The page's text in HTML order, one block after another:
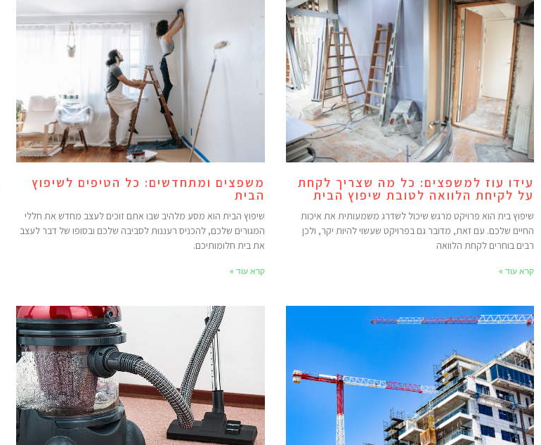
עידו עוז למשפצים: כל מה שצריך לקחת
על לקיחת הלוואה לטובת שיפוץ הבית
שיפוץ בית הוא פרויקט מרגש שיכול לשדרג משמעותית את איכות
החיים שלכם. עם זאת, מדובר גם בפרויקט שעשוי להיות יקר, ולכן
רבים בוחרים לקחת הלוואה
קרא עוד »
משפצים ומתחדשים: כל הטיפים לשיפוץ
הבית
שיפוץ הבית הוא מסע מלהיב שבו אתם זוכים לעצב מחדש את חללי
המגורים שלכם, להכניס רעננות לסביבה שלכם ובסופו של דבר לעצב
את בית חלומותיכם.
קרא עוד »